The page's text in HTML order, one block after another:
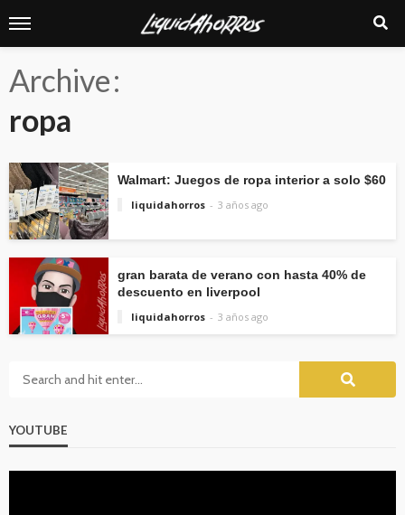
Archive
ropa
Walmart: Juegos de ropa interior a solo $60
liquidahorros
3 años ago
gran barata de verano con hasta 40% de
descuento en liverpool
liquidahorros
3 años ago
YOUTUBE